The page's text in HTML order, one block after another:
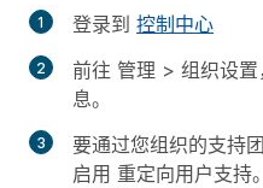
登录到 控制中心
前往 管理 > 组织设置
息。
要通过您组织的支持
启用 重定向用户支持。